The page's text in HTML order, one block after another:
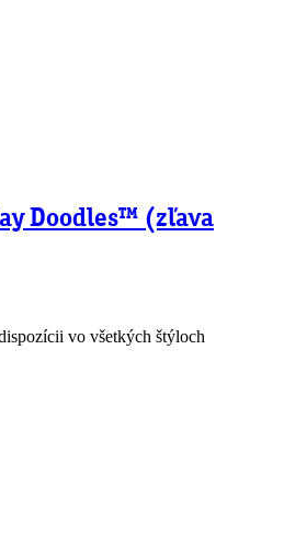
Doodles™ (zľava
vo všetkých štýloch